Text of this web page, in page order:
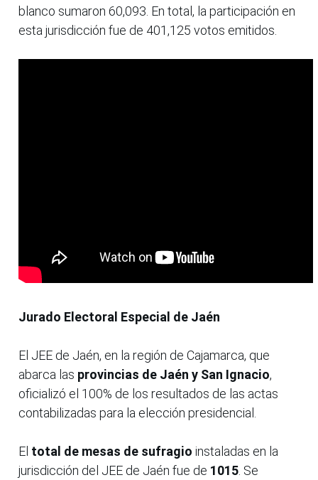
blanco sumaron 60,093. En total, la participación en
esta jurisdicción fue de 401,125 votos emitidos.
Jurado Electoral Especial de Jaén
El JEE de Jaén, en la región de Cajamarca, que
abarca las provincias de Jaén y San Ignacio,
oficializó el 100% de los resultados de las actas
contabilizadas para la elección presidencial.
El total de mesas de sufragio instaladas en la
jurisdicción del JEE de Jaén fue de 1015 . Se